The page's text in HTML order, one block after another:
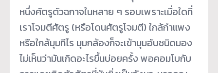
หนึ่งศัตรูตัวฉกาจในหลาย ๆ รอบเพราะเมื่อใดที่
เราโจมตีศัตรู (หรือโดนศัตรูโจมตี) ใกล้กำแพง
หรือใกล้มุมทีไร มุมกล้องก็จะเข้ามุมอับชนิดมอง
ไม่เห็นว่ามันเกิดอะไรขึ้นบ่อยครั้ง พอคอมโบกับ